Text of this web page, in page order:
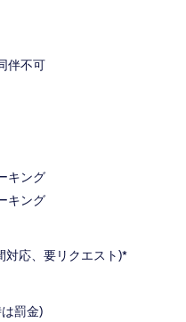
伴不可
キング
キング
対応、要リクエスト)*
罰金)